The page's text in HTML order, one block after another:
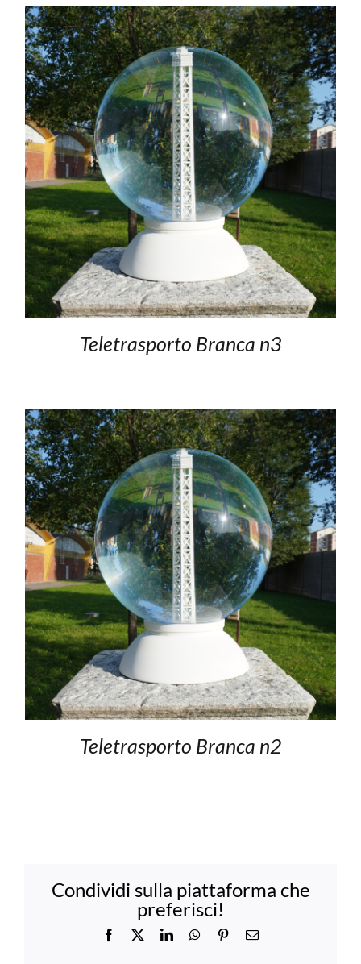
Teletrasporto Branca n3
Teletrasporto Branca n2
Condividi sulla piattaforma che
preferisci!
Facebook LinkedInWhatsApp
PinterestEmail